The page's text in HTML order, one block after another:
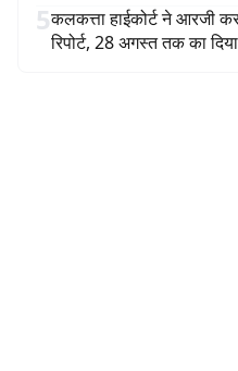
5कलकत्ता हाईकोर्ट ने आरजी
रिपोर्ट, 28 अगस्त तक का